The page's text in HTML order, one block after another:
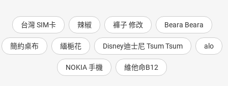
台灣 SIM卡 辣椒 褲子 修改 Beara Beara
簡約桌布 緬梔花 Disney迪士尼 Tsum Tsum alo
NOKIA 手機 維他命B12